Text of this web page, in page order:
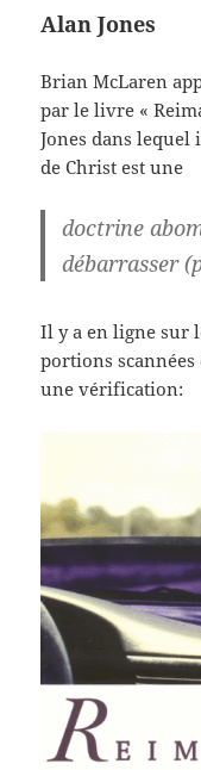
Alan Jones
Brian McLaren
par le livre «
Jones dans
de Christ est une
doctrine
débarrasser
Il y a en ligne sur
portions
une vérification: